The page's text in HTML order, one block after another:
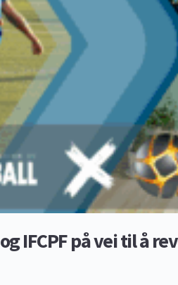
og IFCPF på vei til å